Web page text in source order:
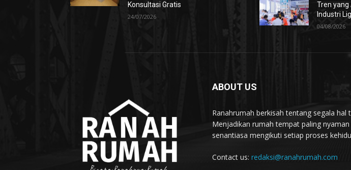
Konsultasi Gratis
24/07/2026
Tren
Industri
04/08/2026
ABOUT US
Ranahrumah berkisah tentang segala hal
Menjadikan rumah tempat paling
senantiasa mengikuti setiap proses
Contact us: redaksi@ranahrumah.com